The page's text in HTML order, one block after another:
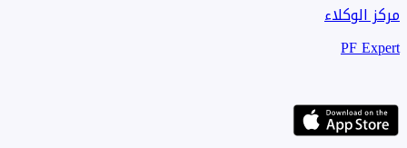
مركز الوكلاء
PF Expert